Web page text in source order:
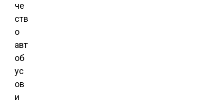
че
ств
о
авт
об
ус
ов
и